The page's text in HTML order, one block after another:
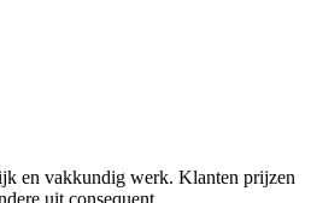
en vakkundig werk. Klanten prijzen
uit consequent